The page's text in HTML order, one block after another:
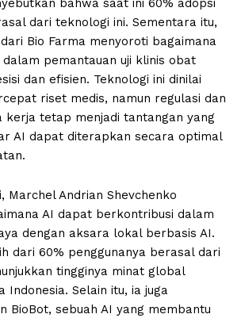
bahwa saat ini 60% adopsi
dari teknologi ini. Sementara itu,
Bio Farma menyoroti bagaimana
pemantauan uji klinis obat
dan efisien. Teknologi ini dinilai
riset medis, namun regulasi dan
kerja tetap menjadi tantangan yang
AI dapat diterapkan secara optimal
Marchel Andrian Shevchenko
AI dapat berkontribusi dalam
dengan aksara lokal berbasis AI.
dari 60% penggunanya berasal dari
tingginya minat global
Indonesia. Selain itu, ia juga
BioBot, sebuah AI yang membantu